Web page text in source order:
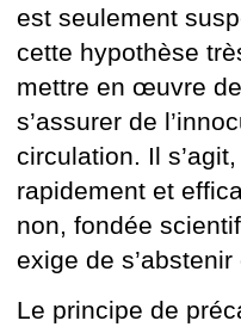
est seulement
cette hypothèse
mettre en œuvre
s’assurer de
circulation. Il
rapidement et
non, fondée
exige de
Le principe de